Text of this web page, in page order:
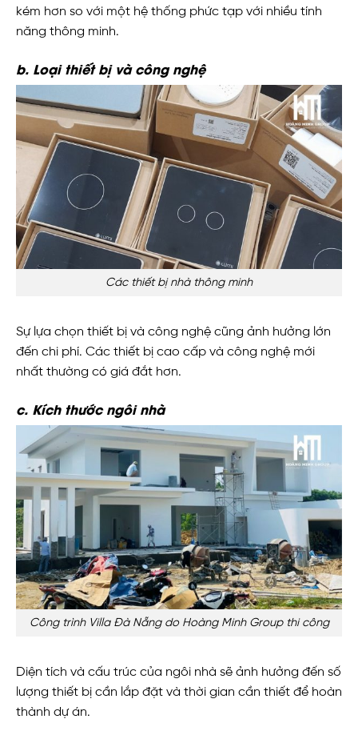
kém hơn so với một hệ thống phức tạp với nhiều tính
năng thông minh.
b. Loại thiết bị và công nghệ
Các thiết bị nhà thông minh
Sự lựa chọn thiết bị và công nghệ cũng ảnh hưởng lớn
đến chi phí. Các thiết bị cao cấp và công nghệ mới
nhất thường có giá đắt hơn.
c. Kích thước ngôi nhà
Công trình Villa Đà Nẵng do Hoàng Minh Group thi công
Diện tích và cấu trúc của ngôi nhà sẽ ảnh hưởng đến số
lượng thiết bị cần lắp đặt và thời gian cần thiết để hoàn
thành dự án.